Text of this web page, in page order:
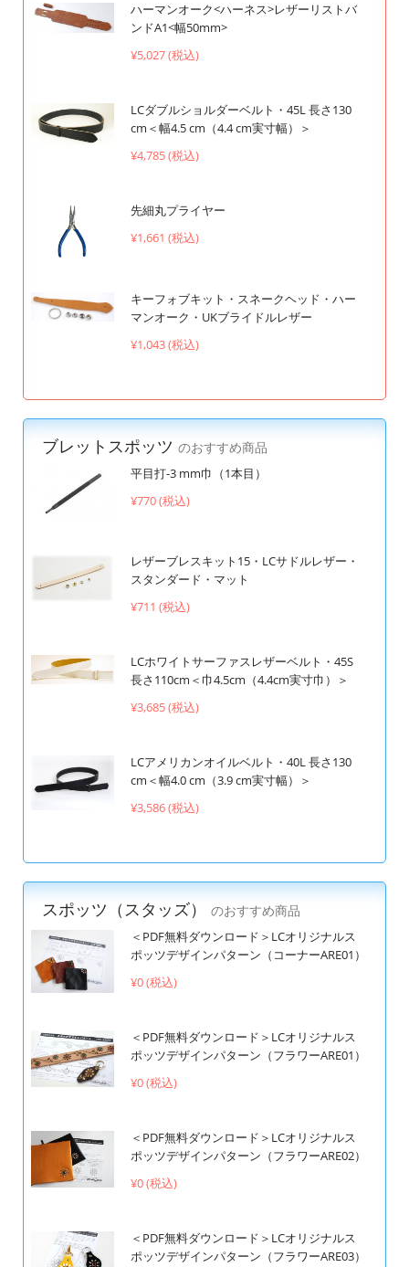
ハーマンオーク<ハーネス>レザーリストバ
ンドA1<幅50mm>
¥5,027 (税込)
LCダブルショルダーベルト・45L 長さ130
cm＜幅4.5 cm（4.4 cm実寸幅）＞
¥4,785 (税込)
先細丸プライヤー
¥1,661 (税込)
キーフォブキット・スネークヘッド・ハー
マンオーク・UKブライドルレザー
¥1,043 (税込)
ブレットスポッツ のおすすめ商品
平目打-3 mm巾（1本目）
¥770 (税込)
レザーブレスキット15・LCサドルレザー・
スタンダード・マット
¥711 (税込)
LCホワイトサーファスレザーベルト・45S
長さ110cm＜巾4.5cm（4.4cm実寸巾）＞
¥3,685 (税込)
LCアメリカンオイルベルト・40L 長さ130
cm＜幅4.0 cm（3.9 cm実寸幅）＞
¥3,586 (税込)
スポッツ（スタッズ）
のおすすめ商品
＜PDF無料ダウンロード＞LCオリジナルス
ポッツデザインパターン（コーナーARE01）
¥0 (税込)
＜PDF無料ダウンロード＞LCオリジナルス
ポッツデザインパターン（フラワーARE01）
¥0 (税込)
＜PDF無料ダウンロード＞LCオリジナルス
ポッツデザインパターン（フラワーARE02）
¥0 (税込)
＜PDF無料ダウンロード＞LCオリジナルス
ポッツデザインパターン（フラワーARE03）